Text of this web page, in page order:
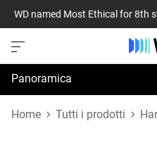
WD named Most Ethical for 8th
Panoramica
Specifiche
Home Tutti i prodotti